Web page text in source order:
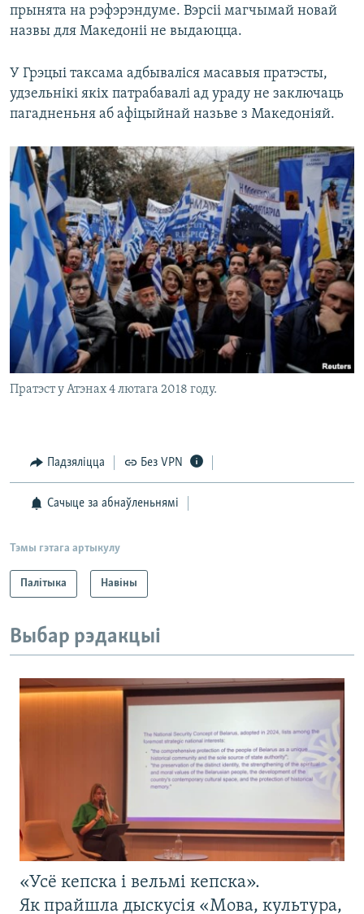
прынята на рэфэрэндуме. Вэрсіі магчымай новай
назвы для Македоніі не выдаюцца.
У Грэцыі таксама адбываліся масавыя пратэсты,
удзельнікі якіх патрабавалі ад ураду не заключаць
пагадненьня аб афіцыйнай назьве з Македоніяй.
Пратэст у Атэнах 4 лютага 2018 году.
Падзяліцца Без VPN
Сачыце за абнаўленьнямі
Тэмы гэтага артыкулу
Палітыка Навіны
Выбар рэдакцыі
«Усё кепска і вельмі кепска».
Як прайшла дыскусія «Мова, культура,